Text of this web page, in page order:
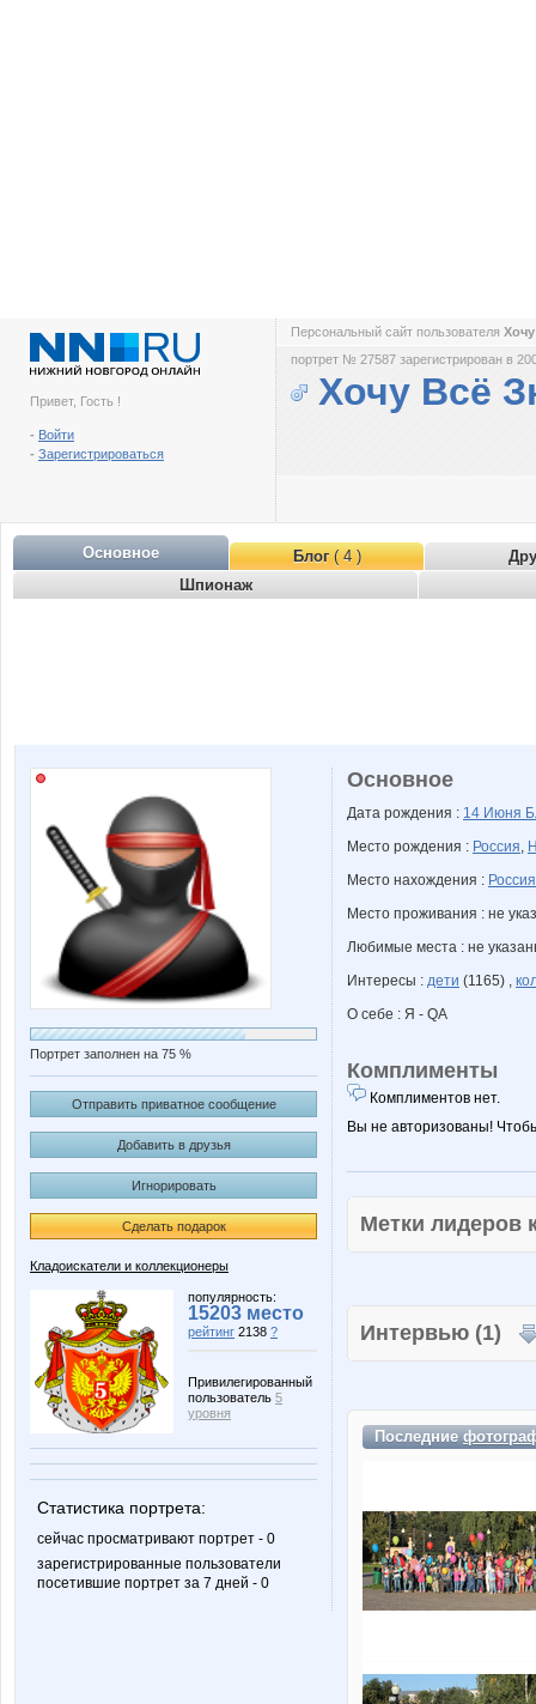
Привет, Гость !
- Войти
- Зарегистрироваться
Персональный сайт пользователя
портрет № 27587 зарегистрирован в
Хочу Всё
Основное Блог( 4 )
Шпионаж
Портрет заполнен на 75 %
Отправить приватное сообщение
Добавить в друзья
Игнорировать
Сделать подарок
Кладоискатели и коллекционеры
популярность:
15203 место
рейтинг 2138 ?
Привилегированный
пользователь 5
уровня
Статистика портрета:
сейчас просматривают портрет - 0
зарегистрированные пользователи
посетившие портрет за 7 дней - 0
Основное
Дата рождения : 14 Июня
Место рождения : Россия,
Место нахождения : Россия
Место проживания : не
Любимые места : не
Интересы : дети (1165) ,
О себе : Я - QA
Комплименты
Комплиментов нет.
Вы не авторизованы!
Метки
Интервью (1)
Последние